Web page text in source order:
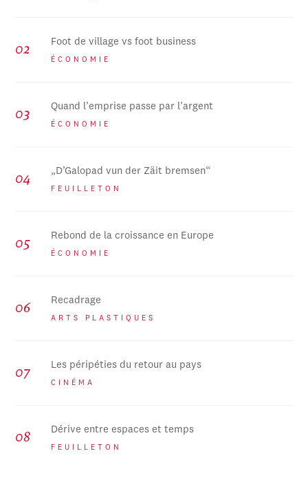
Foot de village vs foot business
ÉCONOMIE
Quand l’emprise passe par l’argent
ÉCONOMIE
„D’Galopad vun der Zäit bremsen“
FEUILLETON
Rebond de la croissance en Europe
ÉCONOMIE
Recadrage
ARTS PLASTIQUES
Les péripéties du retour au pays
CINÉMA
Dérive entre espaces et temps
FEUILLETON